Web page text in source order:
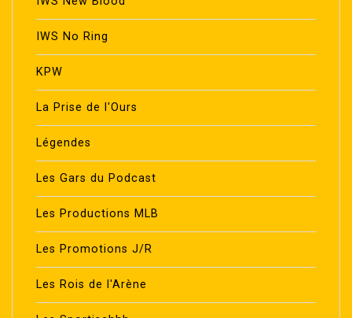
IWS No Ring
KPW
La Prise de l'Ours
Légendes
Les Gars du Podcast
Les Productions MLB
Les Promotions J/R
Les Rois de l'Arène